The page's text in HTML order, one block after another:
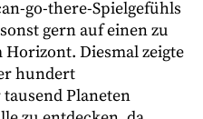
go-there-Spielgefühls
gern auf einen zu
Diesmal zeigte
hundert
Planeten